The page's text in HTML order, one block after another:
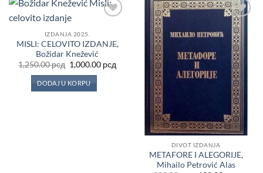
Listu
želja
IZDANJA 2025.
MISLI: CELOVITO IZDANJE,
Božidar Knežević
1,250.00рсд Originalna
cena
je
bila:
1,250.00 рсд.
1,000.00 рсд
cena
1,000.00 рсд.
DODAJ U KORPU
Dodaj
u
Listu
želja
DIVOT IZDANJA
METAFORE I ALEGORIJE,
Mihailo Petrović Alas